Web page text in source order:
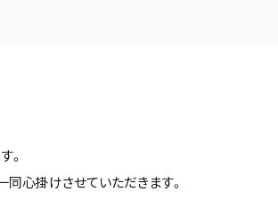
。
同心掛けさせていただきます。